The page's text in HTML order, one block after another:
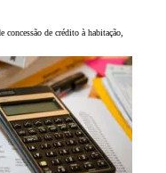
concessão de crédito à habitação,